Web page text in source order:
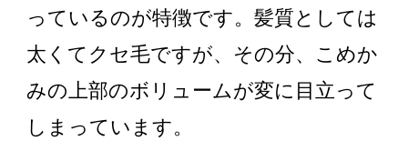
っているのが特徴です。髪質としては
太くてクセ毛ですが、その分、こめか
みの上部のボリュームが変に目立って
しまっています。